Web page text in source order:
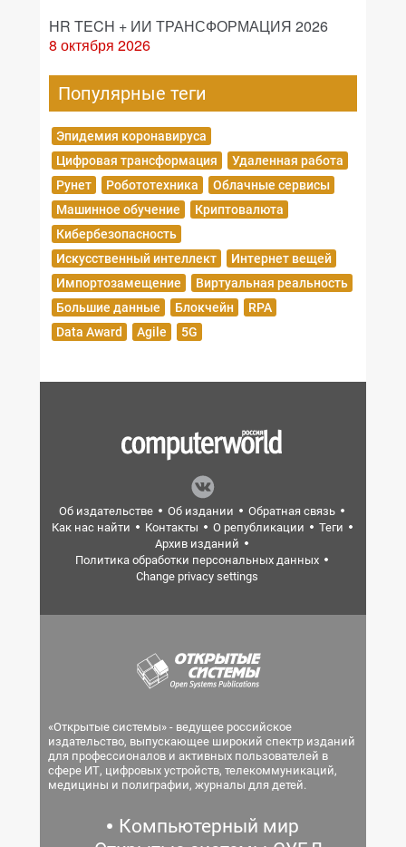
HR TECH + ИИ ТРАНСФОРМАЦИЯ 2026
8 октября 2026
Популярные теги
Эпидемия коронавируса
Цифровая трансформация
Удаленная работа
Рунет
Робототехника
Облачные сервисы
Машинное обучение
Криптовалюта
Кибербезопасность
Искусственный интеллект
Интернет вещей
Импортозамещение
Виртуальная реальность
Большие данные
Блокчейн
RPA
Data Award
Agile 5G
Об издательстве Об издании
Обратная связь
Как нас найти
Контакты О републикации
Теги
Архив изданий
Политика обработки персональных данных
Change privacy settings
«Открытые системы» - ведущее российское
издательство, выпускающее широкий спектр изданий
для профессионалов и активных пользователей в
сфере ИТ, цифровых устройств, телекоммуникаций,
медицины и полиграфии, журналы для детей.
Компьютерный мир